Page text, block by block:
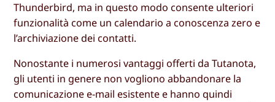
Thunderbird, ma in questo modo consente ulteriori
funzionalità come un calendario a conoscenza zero e
l’archiviazione dei contatti.
Nonostante i numerosi vantaggi offerti da Tutanota,
gli utenti in genere non vogliono abbandonare la
comunicazione e-mail esistente e hanno quindi